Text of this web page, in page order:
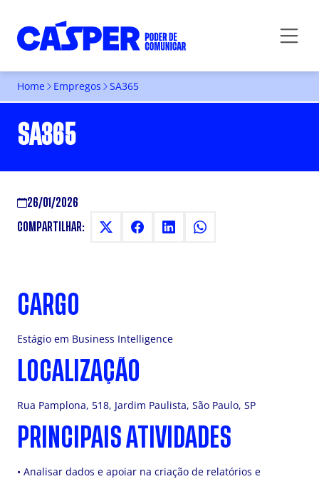
Home Empregos SA365
SA365
26/01/2026
COMPARTILHAR:
CARGO
Estágio em Business Intelligence
LOCALIZAÇÃO
Rua Pamplona, 518, Jardim Paulista, São Paulo, SP
PRINCIPAIS ATIVIDADES
• Analisar dados e apoiar na criação de relatórios e